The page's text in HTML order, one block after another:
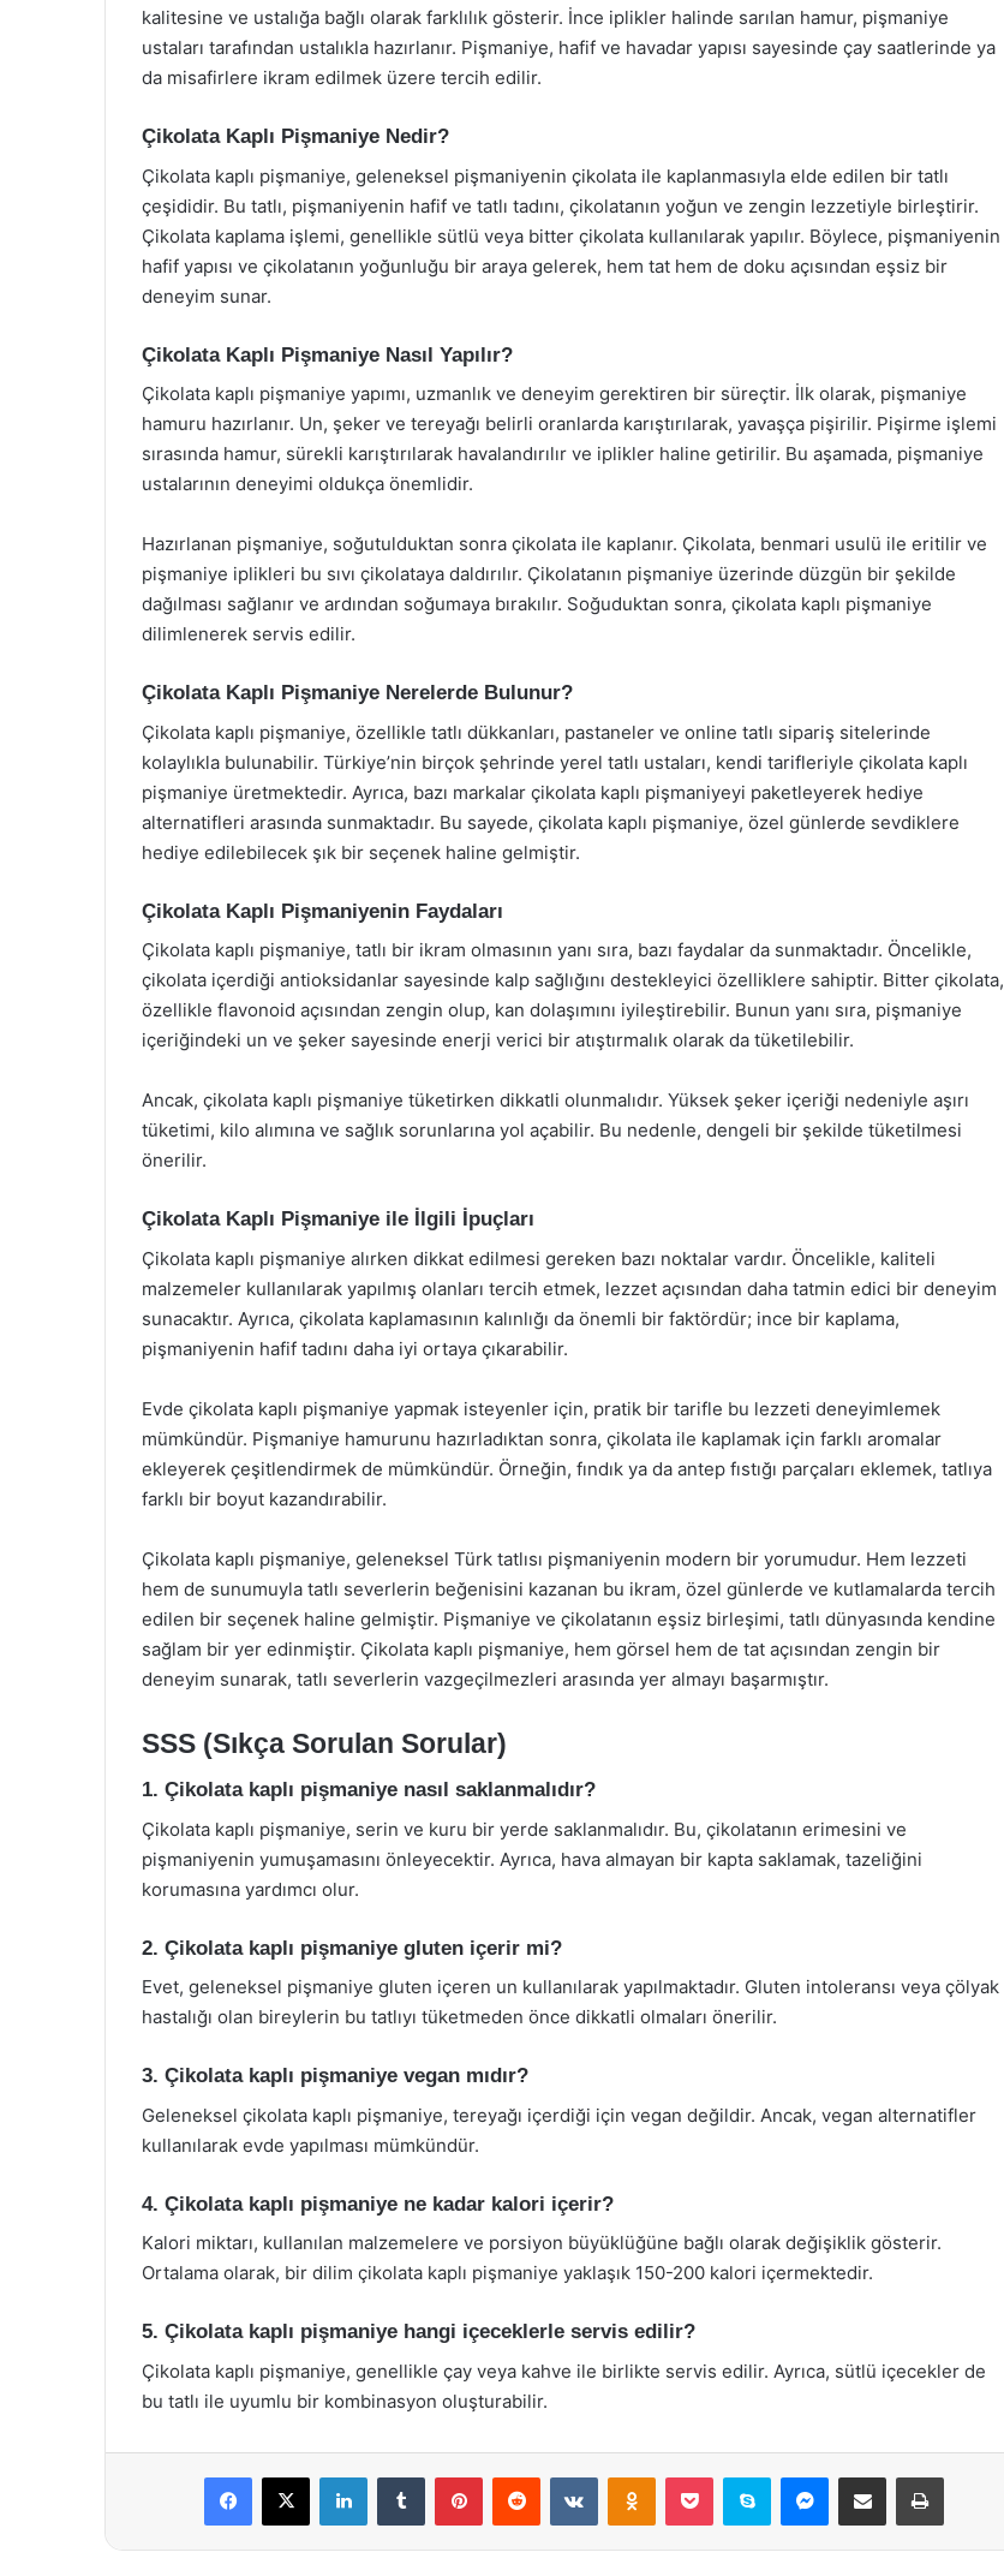
kalitesine ve ustalığa bağlı olarak farklılık gösterir. İnce iplikler halinde sarılan hamur, pişmaniye
ustaları tarafından ustalıkla hazırlanır. Pişmaniye, hafif ve havadar yapısı sayesinde çay saatlerinde ya
da misafirlere ikram edilmek üzere tercih edilir.
Çikolata Kaplı Pişmaniye Nedir?
Çikolata kaplı pişmaniye, geleneksel pişmaniyenin çikolata ile kaplanmasıyla elde edilen bir tatlı
çeşididir. Bu tatlı, pişmaniyenin hafif ve tatlı tadını, çikolatanın yoğun ve zengin lezzetiyle birleştirir.
Çikolata kaplama işlemi, genellikle sütlü veya bitter çikolata kullanılarak yapılır. Böylece, pişmaniyenin
hafif yapısı ve çikolatanın yoğunluğu bir araya gelerek, hem tat hem de doku açısından eşsiz bir
deneyim sunar.
Çikolata Kaplı Pişmaniye Nasıl Yapılır?
Çikolata kaplı pişmaniye yapımı, uzmanlık ve deneyim gerektiren bir süreçtir. İlk olarak, pişmaniye
hamuru hazırlanır. Un, şeker ve tereyağı belirli oranlarda karıştırılarak, yavaşça pişirilir. Pişirme işlemi
sırasında hamur, sürekli karıştırılarak havalandırılır ve iplikler haline getirilir. Bu aşamada, pişmaniye
ustalarının deneyimi oldukça önemlidir.
Hazırlanan pişmaniye, soğutulduktan sonra çikolata ile kaplanır. Çikolata, benmari usulü ile eritilir ve
pişmaniye iplikleri bu sıvı çikolataya daldırılır. Çikolatanın pişmaniye üzerinde düzgün bir şekilde
dağılması sağlanır ve ardından soğumaya bırakılır. Soğuduktan sonra, çikolata kaplı pişmaniye
dilimlenerek servis edilir.
Çikolata Kaplı Pişmaniye Nerelerde Bulunur?
Çikolata kaplı pişmaniye, özellikle tatlı dükkanları, pastaneler ve online tatlı sipariş sitelerinde
kolaylıkla bulunabilir. Türkiye’nin birçok şehrinde yerel tatlı ustaları, kendi tarifleriyle çikolata kaplı
pişmaniye üretmektedir. Ayrıca, bazı markalar çikolata kaplı pişmaniyeyi paketleyerek hediye
alternatifleri arasında sunmaktadır. Bu sayede, çikolata kaplı pişmaniye, özel günlerde sevdiklere
hediye edilebilecek şık bir seçenek haline gelmiştir.
Çikolata Kaplı Pişmaniyenin Faydaları
Çikolata kaplı pişmaniye, tatlı bir ikram olmasının yanı sıra, bazı faydalar da sunmaktadır. Öncelikle,
çikolata içerdiği antioksidanlar sayesinde kalp sağlığını destekleyici özelliklere sahiptir. Bitter çikolata,
özellikle flavonoid açısından zengin olup, kan dolaşımını iyileştirebilir. Bunun yanı sıra, pişmaniye
içeriğindeki un ve şeker sayesinde enerji verici bir atıştırmalık olarak da tüketilebilir.
Ancak, çikolata kaplı pişmaniye tüketirken dikkatli olunmalıdır. Yüksek şeker içeriği nedeniyle aşırı
tüketimi, kilo alımına ve sağlık sorunlarına yol açabilir. Bu nedenle, dengeli bir şekilde tüketilmesi
önerilir.
Çikolata Kaplı Pişmaniye ile İlgili İpuçları
Çikolata kaplı pişmaniye alırken dikkat edilmesi gereken bazı noktalar vardır. Öncelikle, kaliteli
malzemeler kullanılarak yapılmış olanları tercih etmek, lezzet açısından daha tatmin edici bir deneyim
sunacaktır. Ayrıca, çikolata kaplamasının kalınlığı da önemli bir faktördür; ince bir kaplama,
pişmaniyenin hafif tadını daha iyi ortaya çıkarabilir.
Evde çikolata kaplı pişmaniye yapmak isteyenler için, pratik bir tarifle bu lezzeti deneyimlemek
mümkündür. Pişmaniye hamurunu hazırladıktan sonra, çikolata ile kaplamak için farklı aromalar
ekleyerek çeşitlendirmek de mümkündür. Örneğin, fındık ya da antep fıstığı parçaları eklemek, tatlıya
farklı bir boyut kazandırabilir.
Çikolata kaplı pişmaniye, geleneksel Türk tatlısı pişmaniyenin modern bir yorumudur. Hem lezzeti
hem de sunumuyla tatlı severlerin beğenisini kazanan bu ikram, özel günlerde ve kutlamalarda tercih
edilen bir seçenek haline gelmiştir. Pişmaniye ve çikolatanın eşsiz birleşimi, tatlı dünyasında kendine
sağlam bir yer edinmiştir. Çikolata kaplı pişmaniye, hem görsel hem de tat açısından zengin bir
deneyim sunarak, tatlı severlerin vazgeçilmezleri arasında yer almayı başarmıştır.
SSS (Sıkça Sorulan Sorular)
1. Çikolata kaplı pişmaniye nasıl saklanmalıdır?
Çikolata kaplı pişmaniye, serin ve kuru bir yerde saklanmalıdır. Bu, çikolatanın erimesini ve
pişmaniyenin yumuşamasını önleyecektir. Ayrıca, hava almayan bir kapta saklamak, tazeliğini
korumasına yardımcı olur.
2. Çikolata kaplı pişmaniye gluten içerir mi?
Evet, geleneksel pişmaniye gluten içeren un kullanılarak yapılmaktadır. Gluten intoleransı veya çölyak
hastalığı olan bireylerin bu tatlıyı tüketmeden önce dikkatli olmaları önerilir.
3. Çikolata kaplı pişmaniye vegan mıdır?
Geleneksel çikolata kaplı pişmaniye, tereyağı içerdiği için vegan değildir. Ancak, vegan alternatifler
kullanılarak evde yapılması mümkündür.
4. Çikolata kaplı pişmaniye ne kadar kalori içerir?
Kalori miktarı, kullanılan malzemelere ve porsiyon büyüklüğüne bağlı olarak değişiklik gösterir.
Ortalama olarak, bir dilim çikolata kaplı pişmaniye yaklaşık 150-200 kalori içermektedir.
5. Çikolata kaplı pişmaniye hangi içeceklerle servis edilir?
Çikolata kaplı pişmaniye, genellikle çay veya kahve ile birlikte servis edilir. Ayrıca, sütlü içecekler de
bu tatlı ile uyumlu bir kombinasyon oluşturabilir.
Facebook
X LinkedInTumblr PinterestReddit VKontakteOdnoklassniki
Pocket Skype Messenger
E-Posta ile paylaş Yazdır